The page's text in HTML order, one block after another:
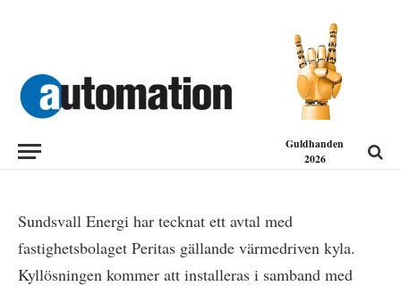
Guldhanden
2026
Sundsvall Energi och Peritas
samarbetar om kyllösningar
Sundsvall Energi har tecknat ett avtal med
fastighetsbolaget Peritas gällande värmedriven kyla.
Kyllösningen kommer att installeras i samband med